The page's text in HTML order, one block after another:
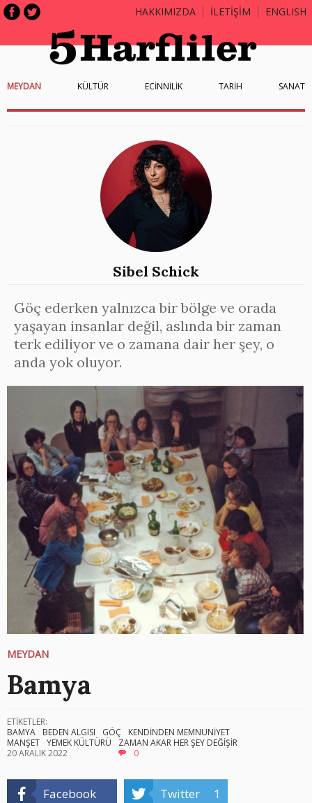
HAKKIMIZDA İLETİŞİM ENGLISH
MEYDAN KÜLTÜR ECİNNİLİK TARİH SANAT
Sibel Schick
Göç ederken yalnızca bir bölge ve orada
yaşayan insanlar değil, aslında bir zaman
terk ediliyor ve o zamana dair her şey, o
anda yok oluyor.
MEYDAN
Bamya
ETİKETLER:
BAMYA
BEDEN ALGISI GÖÇ
KENDİNDEN MEMNUNİYET
MANŞET YEMEK KÜLTÜRÜ
ZAMAN AKAR HER ŞEY DEĞİŞİR
20 ARALIK 2022
0
Facebook Twitter 1